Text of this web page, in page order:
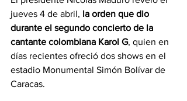
jueves 4 de abril, la orden que dio
durante el segundo concierto de la
cantante colombiana Karol G, quien en
días recientes ofreció dos shows en el
estadio Monumental Simón Bolívar de
Caracas.